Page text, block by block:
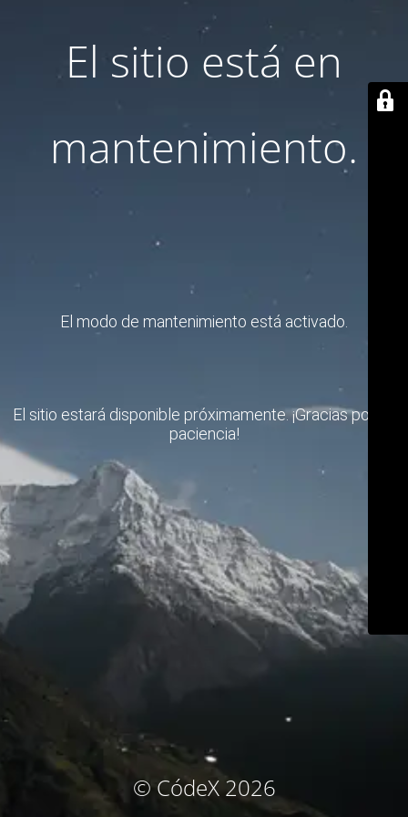
El sitio está en
mantenimiento.
El modo de mantenimiento está activado.
El sitio estará disponible próximamente. ¡Gracias por su
paciencia!
© CódeX 2026